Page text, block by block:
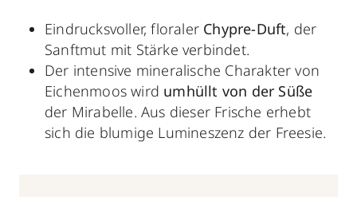
Eindrucksvoller, floraler Chypre-Duft, der
Sanftmut mit Stärke verbindet.
Der intensive mineralische Charakter von
Eichenmoos wird umhüllt von der Süße
der Mirabelle. Aus dieser Frische erhebt
sich die blumige Lumineszenz der Freesie.